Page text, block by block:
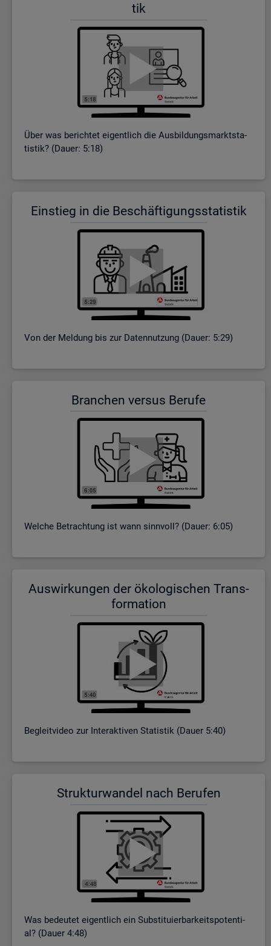
tik
Über was be­rich­tet ei­gent­lich die Aus­bil­dungs­markt­sta­
tis­tik? (Dauer: 5:18)
Ein­stieg in die Be­schäf­ti­gungs­sta­tis­tik
Von der Mel­dung bis zur Da­ten­nut­zung (Dauer: 5:29)
Bran­chen ver­sus Be­ru­fe
Wel­che Be­trach­tung ist wann sinn­voll? (Dauer: 6:05)
Aus­wir­kun­gen der öko­lo­gi­schen Trans­
for­ma­ti­on
Be­gleit­vi­deo zur In­ter­ak­ti­ven Sta­tis­tik (Dauer 5:40)
Struk­tur­wan­del nach Be­ru­fen
Was be­deu­tet ei­gent­lich ein Sub­sti­tu­ier­bar­keits­po­ten­ti­
al? (Dauer 4:48)